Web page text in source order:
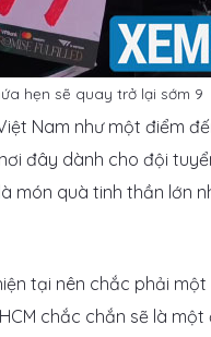
hẹn sẽ quay trở lại sớm 9
Nam như một điểm
đây dành cho đội
món quà tinh thần lớn
tại nên chắc phải
chắc chắn sẽ là